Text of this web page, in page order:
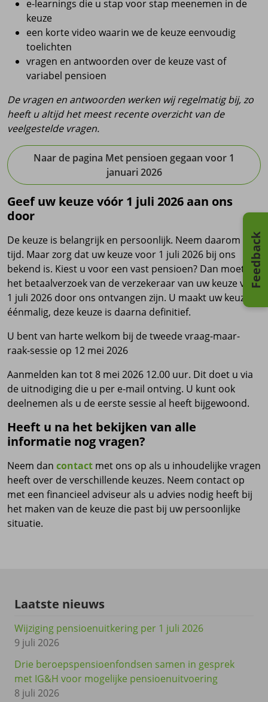
e-learnings die u stap voor stap meenemen in de
keuze
een korte video waarin we de keuze eenvoudig
toelichten
vragen en antwoorden over de keuze vast of
variabel pensioen
De vragen en antwoorden werken wij regelmatig bij, zo
heeft u altijd het meest recente overzicht van de
veelgestelde vragen.
Naar de pagina Met pensioen gegaan voor 1
januari 2026
Geef uw keuze vóór 1 juli 2026 aan ons
door
De keuze is belangrijk en persoonlijk. Neem daarom de
tijd. Maar zorg dat uw keuze voor 1 juli 2026 bij ons
bekend is. Kiest u voor een vast pensioen? Dan moet
het betaalverzoek van de verzekeraar van uw keuze vóór
1 juli 2026 door ons ontvangen zijn. U maakt uw keuze
éénmalig, deze keuze is daarna definitief.
U bent van harte welkom bij de tweede vraag-maar-
raak-sessie op 12 mei 2026
Aanmelden kan tot 8 mei 2026 12.00 uur. Dit doet u via
de uitnodiging die u per e-mail ontving. U kunt ook
deelnemen als u de eerste sessie al heeft bijgewoond.
Heeft u na het bekijken van alle
informatie nog vragen?
Neem dan contact met ons op als u inhoudelijke vragen
heeft over de verschillende keuzes. Neem contact op
met een financieel adviseur als u advies nodig heeft bij
het maken van de keuze die past bij uw persoonlijke
situatie.
Laatste nieuws
Wijziging pensioenuitkering per 1 juli 2026
9 juli 2026
Drie beroepspensioenfondsen samen in gesprek
met IG&H voor mogelijke pensioenuitvoering
8 juli 2026
Feedback